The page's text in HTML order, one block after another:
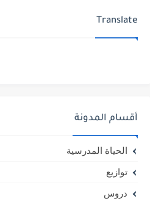
Translate
أقسام المدونة
الحياة المدرسية
توازيع
دروس